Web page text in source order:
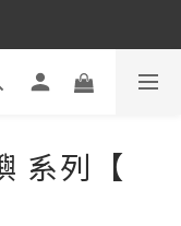
系列【